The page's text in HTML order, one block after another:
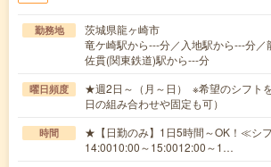
勤務地
茨城県龍ヶ崎市
竜ケ崎駅から---分／入地駅から---分／
佐貫(関東鉄道)駅から---分
曜日頻度
★週2日～（月～日） ※希望のシフト
日の組み合わせや固定も可）
時間
★【日勤のみ】1日5時間～OK！≪シ
14:0010:00～15:0012:00～1…